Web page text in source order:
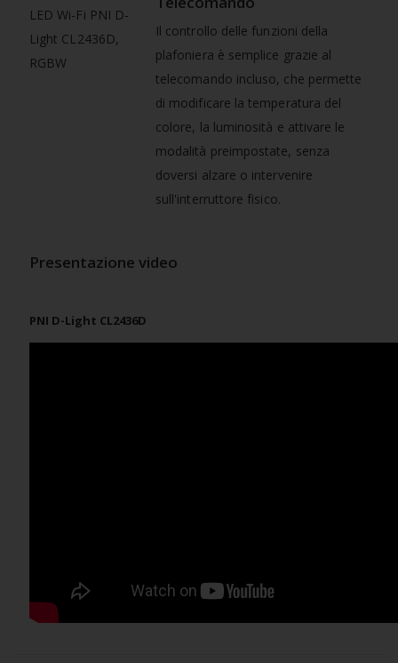
Il controllo delle funzioni della
plafoniera è semplice grazie al
telecomando incluso, che permette
di modificare la temperatura del
colore, la luminosità e attivare le
modalità preimpostate, senza
doversi alzare o intervenire
sull'interruttore fisico.
Presentazione video
PNI D-Light CL2436D